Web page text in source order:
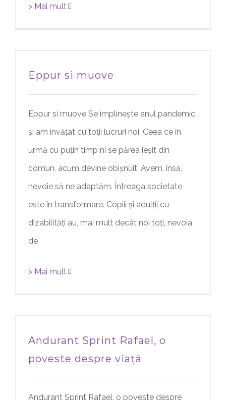
> Mai mult
Eppur si muove
Eppur si muove Se împlinește anul pandemic
și am învățat cu toții lucruri noi. Ceea ce în
urmă cu puțin timp ni se părea ieșit din
comun, acum devine obișnuit. Avem, însă,
nevoie să ne adaptăm. Întreaga societate
este în transformare. Copiii și adulții cu
dizabilități au, mai mult decât noi toți, nevoia
de
> Mai mult
Andurant Sprint Rafael, o
poveste despre viață
Andurant Sprint Rafael, o poveste despre